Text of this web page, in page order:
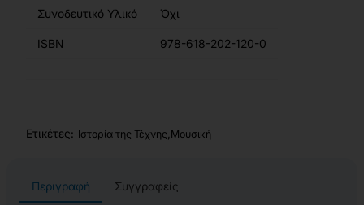
Συνοδευτικό Υλικό Όχι
ISBN 978-618-202-120-0
Ετικέτες: Ιστορία της Τέχνης Μουσική
Περιγραφή Συγγραφείς